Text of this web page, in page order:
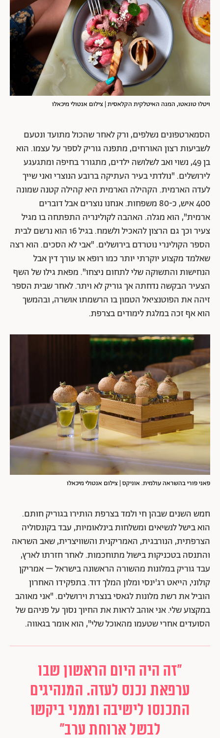
ויטלו טונאטו, המנה האיטלקית הקלאסית | צילום אנטולי מיכאלו
הסמארטפונים נשלפים, ורק לאחר שהכול מתועד ונטעם
לשביעות רצון האורחים, מתפנה גוריק לספר על עצמו. הוא
בן 49, נשוי ואב לשלושה ילדים, מתגורר בחיפה ומתגעגע
לירושלים. "נולדתי בעיר העתיקה ברובע הנוצרי ואני שייך
לעדה הארמית. הקהילה הארמית היא קהילה קטנה שמונה
400 איש, כ-80 משפחות. אנחנו נוצרים אבל דוברים
ארמית", הוא מגלה. האהבה לקולינריה התפתחה בו מגיל
צעיר וכך גם הרצון להאכיל ולשמח. בגיל 16 הוא נרשם לבית
הספר הקולינרי נוטרדם בירושלים. "אבי לא הסכים. הוא רצה
שאלמד מקצוע יוקרתי יותר כמו רופא או עורך דין אבל
הנחישות והתשוקה שלי לתחום ניצחו". מפאת גילו של השף
הצעיר הבקשה נדחתה אך גוריק לא ויתר. לאחר שבית הספר
זיהה את הפוטנציאל הטמון בו הרשמתו אושרה, ובהמשך
הוא אף זכה במלגת לימודים בצרפת.
פאני פורי בהשראה עולמית. אוניקס | צילום אנטולי מיכאלו
חמש השנים שבהן חי ולמד בצרפת הותירו בגוריק חותם.
הוא בישל לנשיאים ומשלחות בינלאומיות, עבד בקונסוליה
הצרפתית, הנורבגית, האמריקנית והשוויצרית, שאב השראה
והתנסה בטכניקות בישול מתוחכמות. לאחר חזרתו לארץ,
עבד גוריק במלונות מהשורה הראשונה בישראל – אמריקן
קולוני, הייאט רג'ינסי ומלון המלך דוד. בתפקידו האחרון
הוביל את רשת מלונות לגאסי בנצרת וירושלים. "אני מאוהב
במקצוע שלי. אני אוהב לראות את החיוך נסוך על פניהם של
הסועדים אחרי שטעמו מהאוכל שלי", הוא אומר בגאווה.
"זה היה היום הראשון שבו
ערפאת נכנס לעזה. המנהיגים
התכנסו לישיבה וממני ביקשו
לבשל ארוחת ערב"